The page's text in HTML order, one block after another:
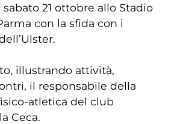
21 ottobre allo Stadio
con la sfida con i
illustrando attività,
il responsabile della
atletica del club
Ceca.